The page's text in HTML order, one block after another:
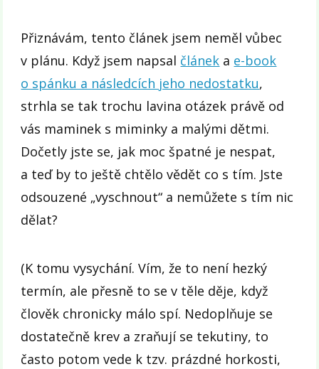
Přiznávám, tento článek jsem neměl vůbec
v plánu. Když jsem napsal článek a e-book
o spánku a následcích jeho nedostatku,
strhla se tak trochu lavina otázek právě od
vás maminek s miminky a malými dětmi.
Dočetly jste se, jak moc špatné je nespat,
a teď by to ještě chtělo vědět co s tím. Jste
odsouzené „vyschnout“ a nemůžete s tím nic
dělat?
(K tomu vysychání. Vím, že to není hezký
termín, ale přesně to se v těle děje, když
člověk chronicky málo spí. Nedoplňuje se
dostatečně krev a zraňují se tekutiny, to
často potom vede k tzv. prázdné horkosti,